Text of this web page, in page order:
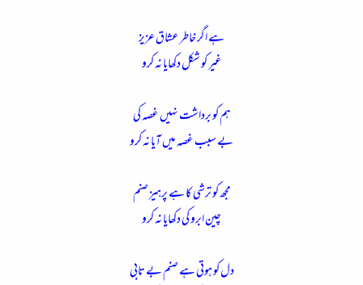
ہے اگر خاطر عشاق عزیز
غیر کو شکل دکھایا نہ کرو
ہم کو برداشت نہیں غصہ کی
بے سبب غصہ میں آیا نہ کرو
مجھ کو ترشی کا ہے پرہیز صنم
چین ابرو کی دکھایا نہ کرو
دل کو ہوتی ہے صنم بے تابی